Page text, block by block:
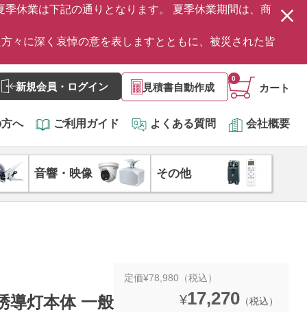
休業は下記の通りとなります。 夏季休業期間は、商
々に深く哀悼の意を表しますとともに、被災された皆
新規会員・ログイン 見積書自動作成 カート
0
へ ご利用ガイド よくある質問 会社概要
音響・映像 その他
導灯本体 一般
定価¥78,980（税込）
¥17,270 （税込）